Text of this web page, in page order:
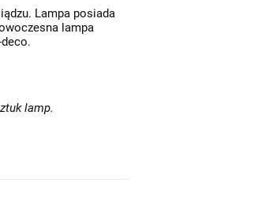
Lampa posiada
lampa
lamp.